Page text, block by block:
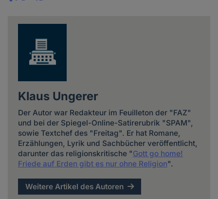
Share
Klaus Ungerer
Der Autor war Redakteur im Feuilleton der "FAZ"
und bei der Spiegel-Online-Satirerubrik "SPAM",
sowie Textchef des "Freitag". Er hat Romane,
Erzählungen, Lyrik und Sachbücher veröffentlicht,
darunter das religionskritische "Gott go home!
Friede auf Erden gibt es nur ohne Religion".
Weitere Artikel des Autoren